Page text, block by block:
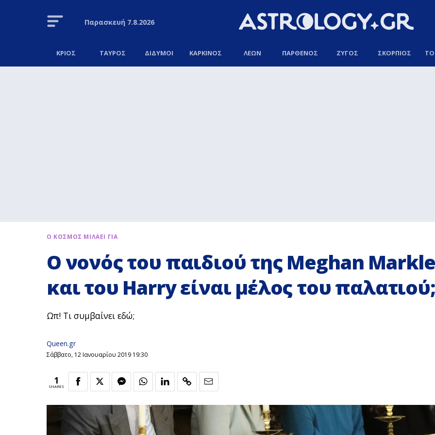
Παρασκευή7.8.2026
ΚΡΙΟΣ ΤΑΥΡΟΣ ΔΙΔΥΜΟΙ ΚΑΡΚΙΝΟΣ ΛΕΩΝ ΠΑΡΘΕΝΟΣ ΖΥΓΟΣ ΣΚΟΡΠΙΟΣ
Ο ΚΟΣΜΟΣ ΜΙΛΑΕΙ ΓΙΑ
Ο νονός του παιδιού της Meghan
και του Harry είναι μέλος του παλατιού;
Ωπ! Τι συμβαίνει εδώ;
Queen.gr
Σάββατο, 12 Ιανουαρίου 2019 19:30
1
SHARES